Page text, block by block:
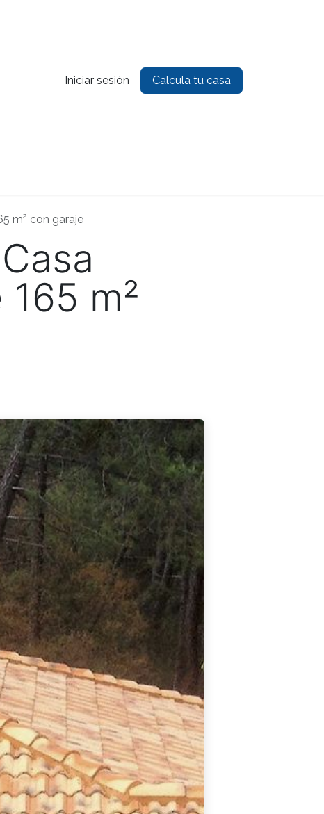
Iniciar sesión Calcula tu casa
m² con garaje
m²